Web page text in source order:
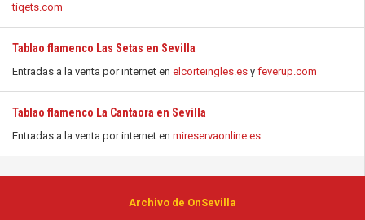
tiqets.com
Tablao flamenco Las Setas en Sevilla
Entradas a la venta por internet en elcorteingles.es y feverup.com
Tablao flamenco La Cantaora en Sevilla
Entradas a la venta por internet en mireservaonline.es
Archivo de OnSevilla